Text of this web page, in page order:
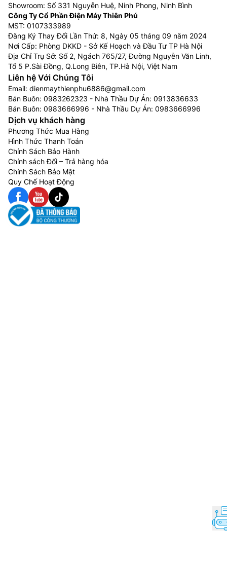
Showroom: Số 331 Nguyễn Huệ, Ninh Phong, Ninh Bình
Công Ty Cổ Phần Điện Máy Thiên Phú
MST: 0107333989
Đăng Ký Thay Đổi Lần Thứ: 8, Ngày 05 tháng 09 năm 2024
Nơi Cấp: Phòng DKKD - Sở Kế Hoạch và Đầu Tư TP Hà Nội
Địa Chỉ Trụ Sở: Số 2, Ngách 765/27, Đường Nguyễn Văn Linh,
Tổ 5 P.Sài Đồng, Q.Long Biên, TP.Hà Nội, Việt Nam
Liên hệ Với Chúng Tôi
Email: dienmaythienphu6886@gmail.com
Bán Buôn: 0983262323 - Nhà Thầu Dự Án: 0913836633
Bán Buôn: 0983666996 - Nhà Thầu Dự Án: 0983666996
Dịch vụ khách hàng
Phương Thức Mua Hàng
Hình Thức Thanh Toán
Chính Sách Bảo Hành
Chính sách Đổi – Trả hàng hóa
Chính Sách Bảo Mật
Quy Chế Hoạt Động